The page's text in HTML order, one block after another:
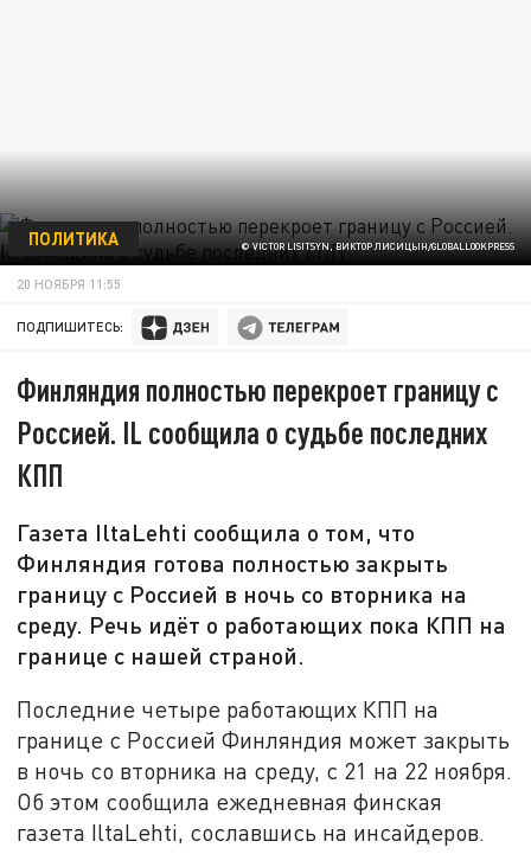
© VICTOR LISITSYN, ВИКТОР ЛИСИЦЫН/GLOBALLOOKPRESS
ПОЛИТИКА
20 НОЯБРЯ 11:55
ПОДПИШИТЕСЬ:
Финляндия полностью перекроет границу с
Россией. IL сообщила о судьбе последних
КПП
Газета IltaLehti сообщила о том, что
Финляндия готова полностью закрыть
границу с Россией в ночь со вторника на
среду. Речь идёт о работающих пока КПП на
границе с нашей страной.
Последние четыре работающих КПП на
границе с Россией Финляндия может закрыть
в ночь со вторника на среду, с 21 на 22 ноября.
Об этом сообщила ежедневная финская
газета IltaLehti, сославшись на инсайдеров.